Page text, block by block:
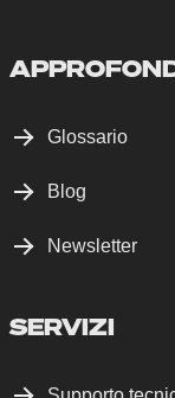
Glossario
Blog
Newsletter
SERVIZI